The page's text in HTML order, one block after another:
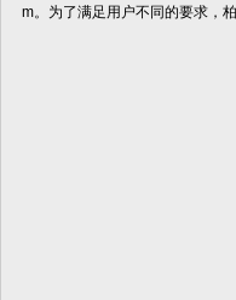
m。为了满足用户不同的要求，